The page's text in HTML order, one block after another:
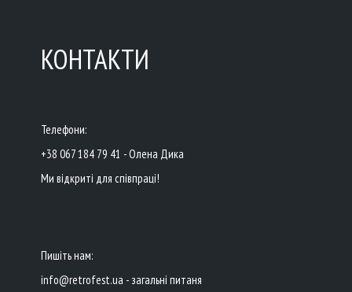
КОНТАКТИ
Телефони:
+38 067 184 79 41 - Олена Дика
Ми відкриті для співпраці!
Пишіть нам:
info@retrofest.ua - загальні питаня